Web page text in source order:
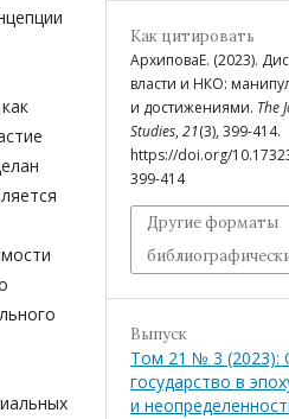
Как цитировать
АрхиповаЕ. (2023).
власти и НКО:
и достижениями. The
Studies, 21(3), 399-414.
https://doi.org/
399-414
Другие форматы
Выпуск
Том 21 № 3 (2023):
государство в
и